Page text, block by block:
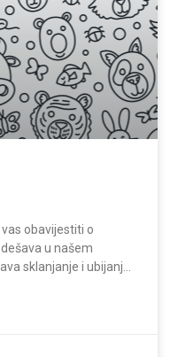
obavijestiti o
u našem
sklanjanje i ubijanje
biti rješenje za